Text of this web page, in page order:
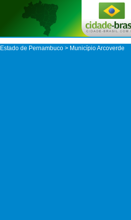
Estado de Pernambuco > Município Arcoverde